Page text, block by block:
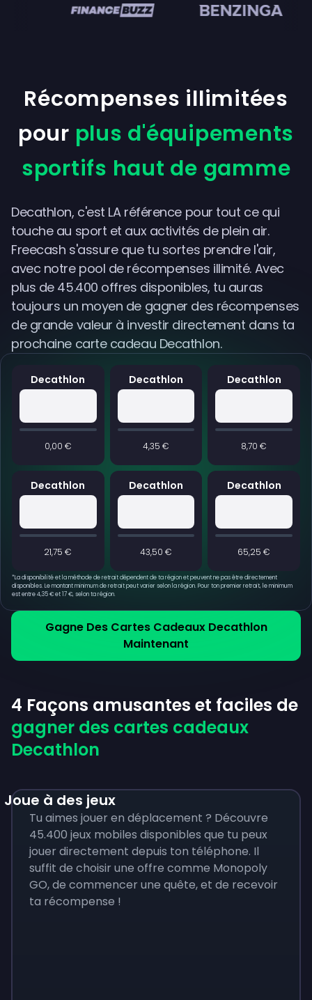
Gagne Des Cartes Cadeaux Decathlon
Maintenant
Decathlon
0,00 €
Decathlon
4,35 €
Decathlon
8,70 €
Decathlon
21,75 €
Decathlon
43,50 €
Decathlon
65,25 €
*La disponibilité et la méthode de retrait dépendent de ta région et peuvent ne pas être directement
disponibles. Le montant minimum de retrait peut varier selon la région. Pour ton premier retrait, le minimum
est entre 4,35 € et 17 €, selon ta région.
Récompenses illimitées
pour plus d'équipements
sportifs haut de gamme
Decathlon, c'est LA référence pour tout ce qui
touche au sport et aux activités de plein air.
Freecash s'assure que tu sortes prendre l'air,
avec notre pool de récompenses illimité. Avec
plus de 45.400 offres disponibles, tu auras
toujours un moyen de gagner des récompenses
de grande valeur à investir directement dans ta
prochaine carte cadeau Decathlon.
4 Façons amusantes et faciles de
gagner des cartes cadeaux
Decathlon
Joue à des jeux
Tu aimes jouer en déplacement ? Découvre
45.400 jeux mobiles disponibles que tu peux
jouer directement depuis ton téléphone. Il
suffit de choisir une offre comme Monopoly
GO, de commencer une quête, et de recevoir
ta récompense !